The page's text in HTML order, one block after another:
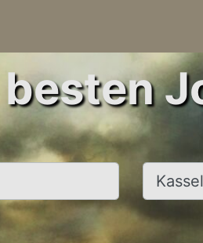
Ort, Stadt